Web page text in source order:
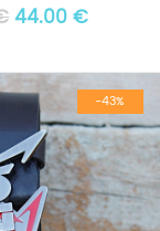
Original price
44.00€
-43%